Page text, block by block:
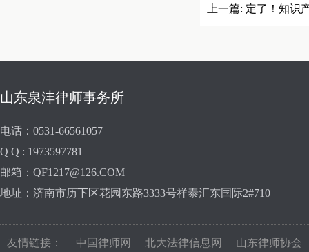
上一篇: 定了！知识
山东泉沣律师事务所
电话：0531-66561057
Q Q : 1973597781
邮箱：QF1217@126.COM
地址：济南市历下区花园东路3333号祥泰汇东国际2#710
友情链接： 中国律师网 北大法律信息网 山东律师协会